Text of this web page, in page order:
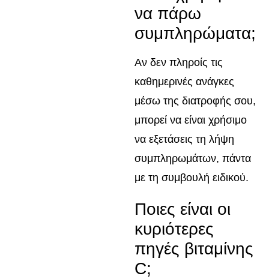
να πάρω
συμπληρώματα;
Αν δεν πληροίς τις
καθημερινές ανάγκες
μέσω της διατροφής σου,
μπορεί να είναι χρήσιμο
να εξετάσεις τη λήψη
συμπληρωμάτων, πάντα
με τη συμβουλή ειδικού.
Ποιες είναι οι
κυριότερες
πηγές βιταμίνης
C;